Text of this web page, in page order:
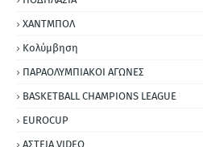
ΧΑΝΤΜΠΟΛ
Κολύμβηση
ΠΑΡΑΟΛΥΜΠΙΑΚΟΙ ΑΓΩΝΕΣ
BASKETBALL CHAMPIONS LEAGUE
EUROCUP
ΑΣΤΕΙΑ VIDEO